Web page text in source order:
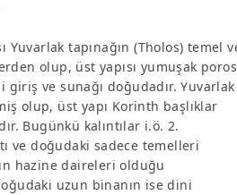
Yuvarlak tapınağın (Tholos) temel
olup, üst yapısı yumuşak poros
giriş ve sunağı doğudadır. Yuvarlak
olup, üst yapı Korinth başlıklar
Bugünkü kalıntılar i.ö. 2.
ve doğudaki sadece temelleri
hazine daireleri olduğu
uzun binanın ise dini